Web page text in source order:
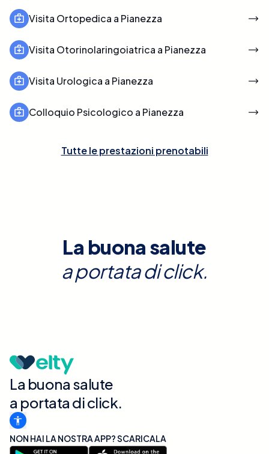
Visita Ortopedica a Pianezza
Visita Otorinolaringoiatrica a Pianezza
Visita Urologica a Pianezza
Colloquio Psicologico a Pianezza
Tutte le prestazioni prenotabili
La buona salute
a portata di click.
La buona salute
a portata di click.
NON HAI LA NOSTRA APP? SCARICALA